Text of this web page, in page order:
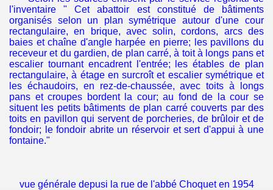
l'inventaire " Cet abattoir est constitué de bâtiments
organisés selon un plan symétrique autour d'une cour
rectangulaire, en brique, avec solin, cordons, arcs des
baies et chaîne d'angle harpée en pierre; les pavillons du
receveur et du gardien, de plan carré, à toit à longs pans et
escalier tournant encadrent l'entrée; les étables de plan
rectangulaire, à étage en surcroît et escalier symétrique et
les échaudoirs, en rez-de-chaussée, avec toits à longs
pans et croupes bordent la cour; au fond de la cour se
situent les petits bâtiments de plan carré couverts par des
toits en pavillon qui servent de porcheries, de brûloir et de
fondoir; le fondoir abrite un réservoir et sert d'appui à une
fontaine."
vue générale depusi la rue de l'abbé Choquet en 1954